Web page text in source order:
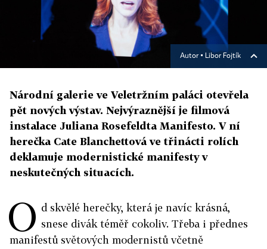
Autor ▪ Libor Fojtík
Národní galerie ve Veletržním paláci otevřela
pět nových výstav. Nejvýraznější je filmová
instalace Juliana Rosefeldta Manifesto. V ní
herečka Cate Blanchettová ve třinácti rolích
deklamuje modernistické manifesty v
neskutečných situacích.
O d skvělé herečky, která je navíc krásná,
snese divák téměř cokoliv. Třeba i přednes
manifestů světových modernistů včetně